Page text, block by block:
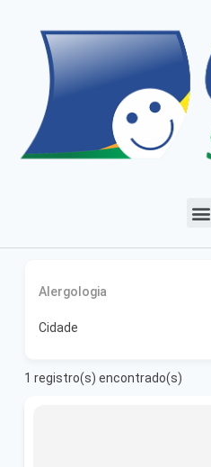
Alergologia
Cidade
1 registro(s) encontrado(s)